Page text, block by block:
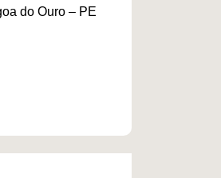
do Ouro – PE